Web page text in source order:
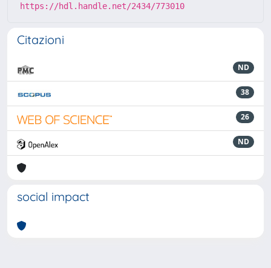
https://hdl.handle.net/2434/773010
Citazioni
ND
38
26
ND
social impact